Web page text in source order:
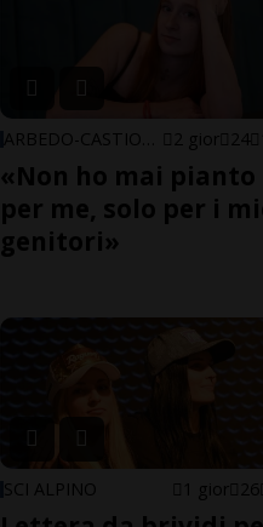
2 gior 24
«Non ho mai pianto
per me, solo per i
genitori»
SCI ALPINO 1 gior 26